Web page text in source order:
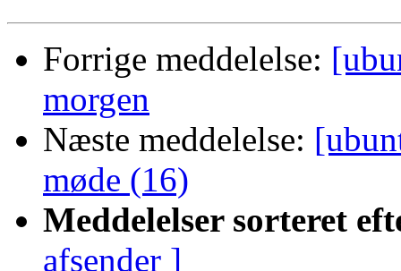
Forrige meddelelse:
morgen
Næste meddelelse:
møde (16)
Meddelelser sorteret
afsender ]